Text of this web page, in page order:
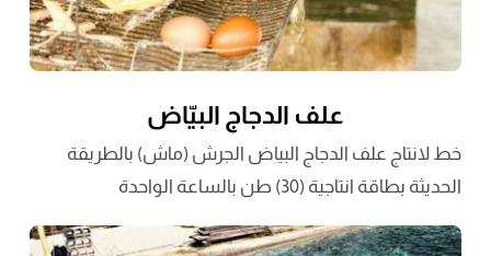
علف الدجاج البيّاض
خط لانتاج علف الدجاج البياض الجرش (ماش) بالطريقة
الحديثة بطاقة انتاجية (30) طن بالساعة الواحدة